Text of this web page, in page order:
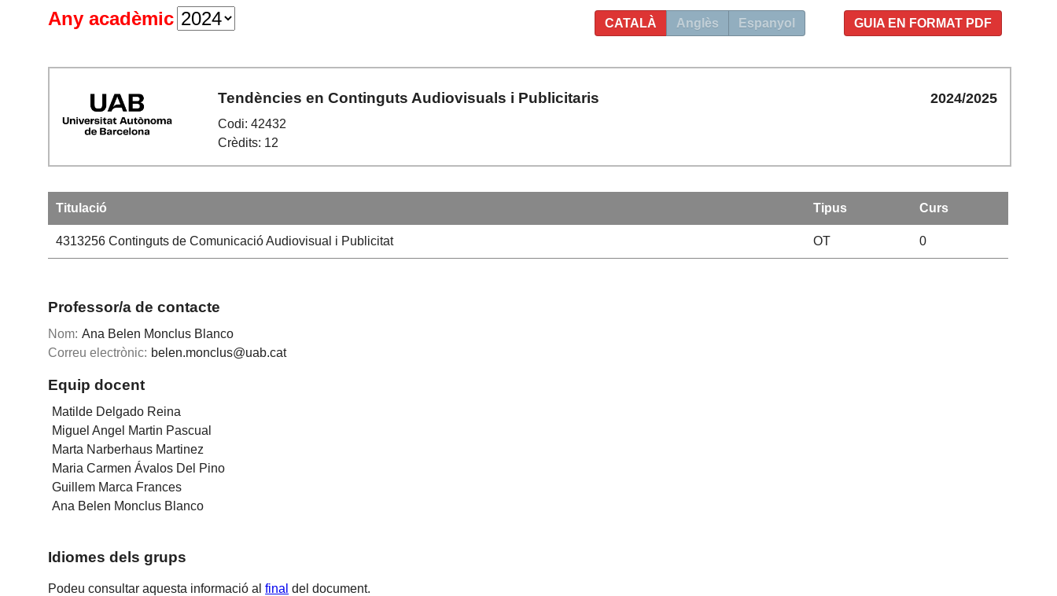
GUIA EN FORMAT PDF
CATALÀ Anglès Espanyol
Any acadèmic
Tendències en Continguts Audiovisuals i Publicitaris
Codi: 42432
Crèdits: 12
2024/2025
Titulació Tipus Curs
4313256Continguts de Comunicació Audiovisual i Publicitat OT 0
Professor/a de contacte
Nom: Ana Belen Monclus Blanco
Correu electrònic: belen.monclus@uab.cat
Equip docent
Matilde Delgado Reina
Miguel Angel Martin Pascual
Marta Narberhaus Martinez
Maria Carmen Ávalos Del Pino
Guillem Marca Frances
Ana Belen Monclus Blanco
Idiomes dels grups
Podeu consultar aquesta informació alfinal del document.